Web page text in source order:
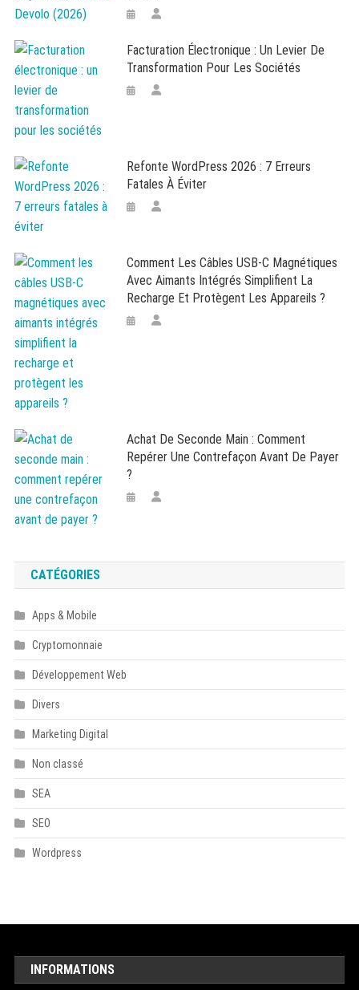
Facturation Électronique : Un Levier De
Transformation Pour Les Sociétés
Refonte WordPress 2026 : 7 Erreurs
Fatales À Éviter
Comment Les Câbles USB-C Magnétiques
Avec Aimants Intégrés Simplifient La
Recharge Et Protègent Les Appareils ?
Achat De Seconde Main : Comment
Repérer Une Contrefaçon Avant De Payer
?
CATÉGORIES
Apps & Mobile
Cryptomonnaie
Développement Web
Divers
Marketing Digital
Non classé
SEA
SEO
Wordpress
INFORMATIONS